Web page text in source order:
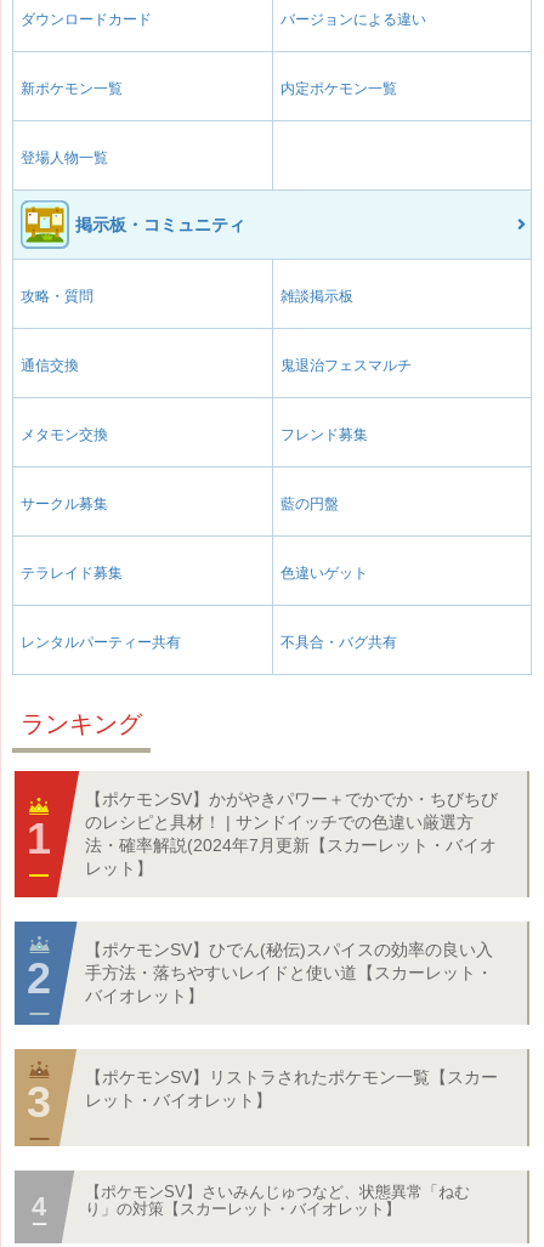
ダウンロードカード バージョンによる違い
新ポケモン一覧 内定ポケモン一覧
登場人物一覧
掲示板・コミュニティ
攻略・質問 雑談掲示板
通信交換 鬼退治フェスマルチ
メタモン交換 フレンド募集
サークル募集 藍の円盤
テラレイド募集 色違いゲット
レンタルパーティー共有 不具合・バグ共有
ランキング
【ポケモンSV】かがやきパワー＋でかでか・ちびちび
のレシピと具材！ | サンドイッチでの色違い厳選方
法・確率解説(2024年7月更新【スカーレット・バイオ
レット】
【ポケモンSV】ひでん(秘伝)スパイスの効率の良い入
手方法・落ちやすいレイドと使い道【スカーレット・
バイオレット】
【ポケモンSV】リストラされたポケモン一覧【スカー
レット・バイオレット】
【ポケモンSV】さいみんじゅつなど、状態異常「ねむ
り」の対策【スカーレット・バイオレット】